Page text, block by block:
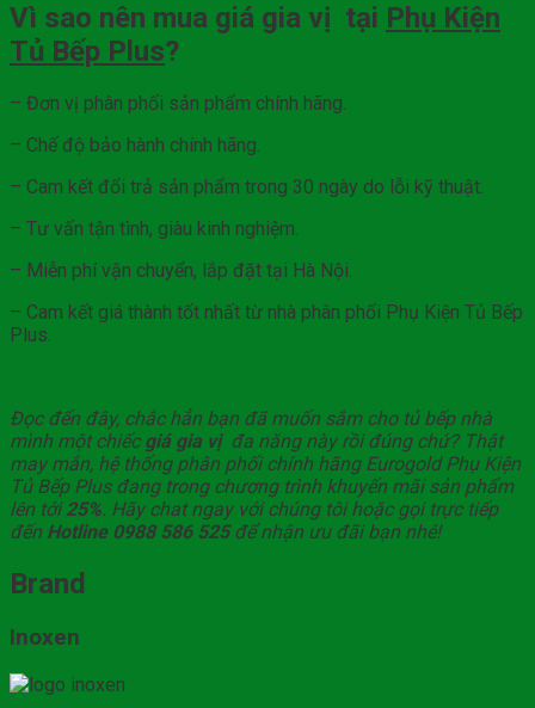
Vì sao nên mua giá gia vị tại Phụ Kiện
Tủ Bếp Plus?
– Đơn vị phân phối sản phẩm chính hãng.
– Chế độ bảo hành chính hãng.
– Cam kết đổi trả sản phẩm trong 30 ngày do lỗi kỹ thuật.
– Tư vấn tận tình, giàu kinh nghiệm.
– Miễn phí vận chuyển, lắp đặt tại Hà Nội.
– Cam kết giá thành tốt nhất từ nhà phân phối Phụ Kiện Tủ Bếp
Plus.
Đọc đến đây, chắc hẳn bạn đã muốn sắm cho tủ bếp nhà
mình một chiếc giá gia vị đa năng này rồi đúng chứ? Thật
may mắn, hệ thống phân phối chính hãng Eurogold Phụ Kiện
Tủ Bếp Plus đang trong chương trình khuyến mãi sản phẩm
lên tới25%. Hãy chat ngay với chúng tôi hoặc gọi trực tiếp
đến Hotline 0988 586 525để nhận ưu đãi bạn nhé!
Brand
Inoxen